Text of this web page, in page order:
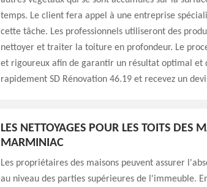
temps. Le client fera appel à une entreprise
cette tâche. Les professionnels utiliseront des
nettoyer et traiter la toiture en profondeur. Le
et rigoureux afin de garantir un résultat optimal et
rapidement SD Rénovation 46.19 et recevez un
LES NETTOYAGES POUR LES TOITS DES
MARMINIAC
Les propriétaires des maisons peuvent assurer
au niveau des parties supérieures de l'immeuble.